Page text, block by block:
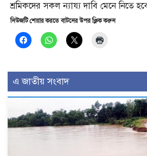
শ্রমিকদের সকল ন্যায্য দাবি মেনে নিতে
নিউজটি শেয়ার করতে বাটনের উপর ক্লিক করুন
এ জাতীয় সংবাদ